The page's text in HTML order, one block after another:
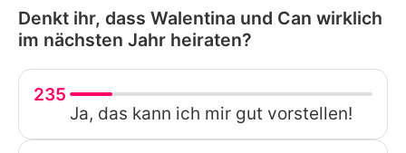
Denkt ihr, dass Walentina und Can wirklich
im nächsten Jahr heiraten?
235
Ja, das kann ich mir gut vorstellen!